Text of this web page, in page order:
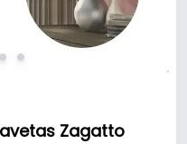
Zagatto